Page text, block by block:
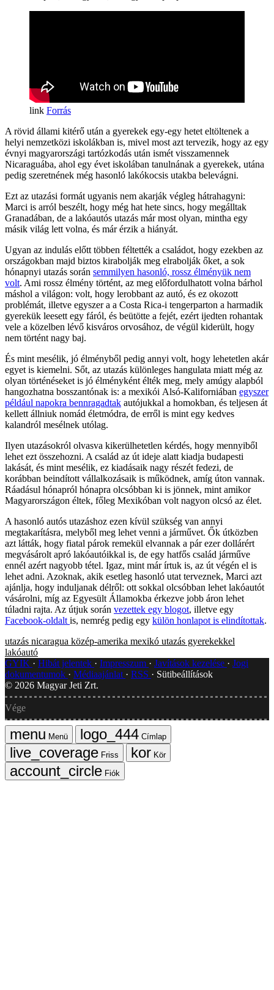
Forrás
A rövid állami kitérő után a gyerekek egy-egy hetet eltöltenek a
helyi nemzetközi iskolákban is, mivel most azt tervezik, hogy az egy
évnyi magyarországi tartózkodás után ismét visszamennek
Nicaraguába, ahol egy évet iskolában tanulnának a gyerekek, utána
pedig szeretnének még hasonló lakókocsis utakba belevágni.
Ezt az utazási formát ugyanis nem akarják végleg hátrahagyni:
Marci is arról beszélt, hogy még hat hete sincs, hogy megálltak
Granadában, de a lakóautós utazás már most olyan, mintha egy
másik világ lett volna, és már érzik a hiányát.
Ugyan az indulás előtt többen féltették a családot, hogy ezekben az
országokban majd biztos kirabolják meg elrabolják őket, a sok
hónapnyi utazás során semmilyen hasonló, rossz élményük nem
volt. Ami rossz élmény történt, az meg előfordulhatott volna bárhol
máshol a világon: volt, hogy lerobbant az autó, és ez okozott
problémát, illetve egyszer a a Costa Rica-i tengerparton a harmadik
gyerekük leesett egy fáról, és beütötte a fejét, ezért ijedten rohantak
vele a közelben lévő kisváros orvosához, de végül kiderült, hogy
nem történt nagy baj.
És mint mesélik, jó élményből pedig annyi volt, hogy lehetetlen akár
egyet is kiemelni. Sőt, az utazás különleges hangulata miatt még az
olyan történéseket is jó élményként élték meg, mely amúgy alapból
hangozhatna bosszantónak is: a mexikói Alsó-Kaliforniában egyszer
például napokra bennragadtak autójukkal a homokban, és teljesen át
kellett állniuk nomád életmódra, de erről is mint egy kedves
kalandról mesélnek utólag.
Ilyen utazásokról olvasva kikerülhetetlen kérdés, hogy mennyiből
lehet ezt összehozni. A család az út ideje alatt kiadja budapesti
lakását, és mint mesélik, ez kiadásaik nagy részét fedezi, de
korábban beindított vállalkozásaik is működnek, amíg úton vannak.
Ráadásul hónapról hónapra olcsóbban ki is jönnek, mint amikor
Magyarországon éltek, főleg Mexikóban volt nagyon olcsó az élet.
A hasonló autós utazáshoz ezen kívül szükség van annyi
megtakarításra, melyből meg lehet venni a járművet. Ők útközben
azt látták, hogy fiatal párok remekül elvannak a pár ezer dollárért
megvásárolt apró lakóautóikkal is, de egy hatfős család járműve
ennél azért nagyobb tétel. Igaz, mint már írtuk is, az út végén el is
lehet adni. Azoknak, akik esetleg hasonló utat terveznek, Marci azt
ajánlja, hogy induljanak délről: ott sokkal olcsóbban lehet lakóautót
vásárolni, míg az Egyesült Államokba érkezve jobb áron lehet
túladni rajta. Az útjuk során vezettek egy blogot, illetve egy
Facebook-oldalt is, nemrég pedig egy külön honlapot is elindítottak.
utazás nicaragua közép-amerika mexikó utazás gyerekekkel
lakóautó
GYIK
Hibát jelentek Impresszum Javítások kezelése
Jogi
dokumentumok
Médiaajánlat RSS
Sütibeállítások
© 2026 Magyar Jeti Zrt.
Vége
Menü
Címlap
Friss
Kör
Fiók